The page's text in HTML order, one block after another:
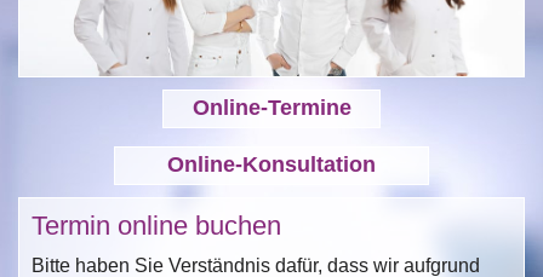
Online-Termine
Online-Konsultation
Termin online buchen
Bitte haben Sie Verständnis dafür, dass wir aufgrund